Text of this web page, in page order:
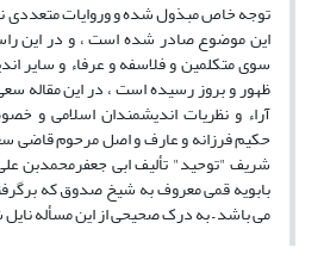
توجه خاص مبذول شده و وروایات متعددی
این موضوع صادر شده است ، و در این
سوی متکلمین و فلاسفه و عرفاء و سایر
ظهور و بروز رسیده است ، در این مقاله
آراء و نظریات اندیشمندان اسلامی و
حکیم فرزانه و عارف و اصل مرحوم قاضی
شریف "توحید" تألیف ابی جعفرمحمدبن
بابویه قمی معروف به شیخ صدوق که
می باشد – به درک صحیحی از این مسأله نایل